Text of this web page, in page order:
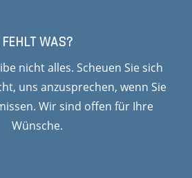
FEHLT WAS?
nicht alles. Scheuen Sie sich
uns anzusprechen, wenn Sie
Wir sind offen für Ihre
Wünsche.